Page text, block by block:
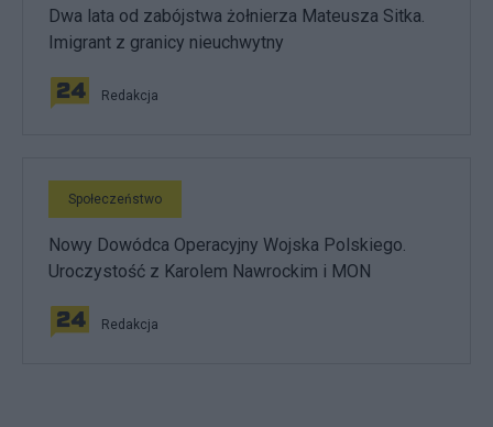
Dwa lata od zabójstwa żołnierza Mateusza Sitka.
Imigrant z granicy nieuchwytny
Redakcja
Społeczeństwo
Nowy Dowódca Operacyjny Wojska Polskiego.
Uroczystość z Karolem Nawrockim i MON
Redakcja